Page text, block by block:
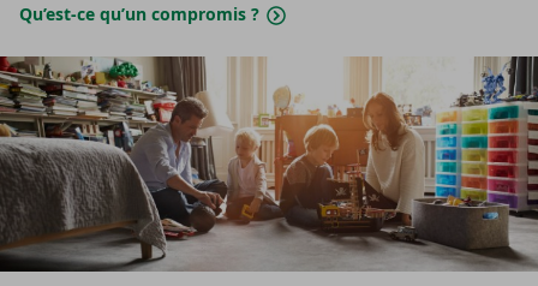
Qu’est-​ce qu’un compromis ?